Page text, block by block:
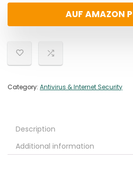
AUF AMAZON
Category: Antivirus & Internet Security
Description
Additional information